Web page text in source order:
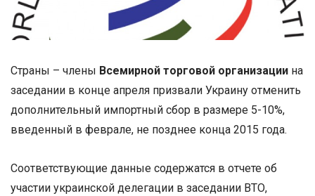
Страны – члены Всемирной торговой организации на
заседании в конце апреля призвали Украину отменить
дополнительный импортный сбор в размере 5-10%,
введенный в феврале, не позднее конца 2015 года.
Соответствующие данные содержатся в отчете об
участии украинской делегации в заседании ВТО,